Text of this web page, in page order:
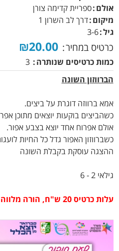
אולם ספריית קדימה צורן
מיקום דרך לב השרון 1
גיל 3-6
כרטיס במחיר ₪20.00
כמות כרטיסים שנותרה
3
הברווזון השונה
אמא ברווזה דוגרת על ביצים.
כשהביצים בוקעות יוצאים מתוכן
אולם אפרוח אחד יוצא בצבע אפור.
כשברווזון האפור גדל כל החיות
ההצגה עוסקת בקבלת השונה
גילאי 2 - 6
עלות כרטיס 20 ש"ח, הורה מלווה ללא עלות